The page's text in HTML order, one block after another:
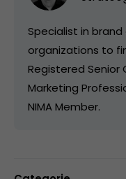
Specialist in
organizations to
Registered Senior
Marketing
NIMA Member.